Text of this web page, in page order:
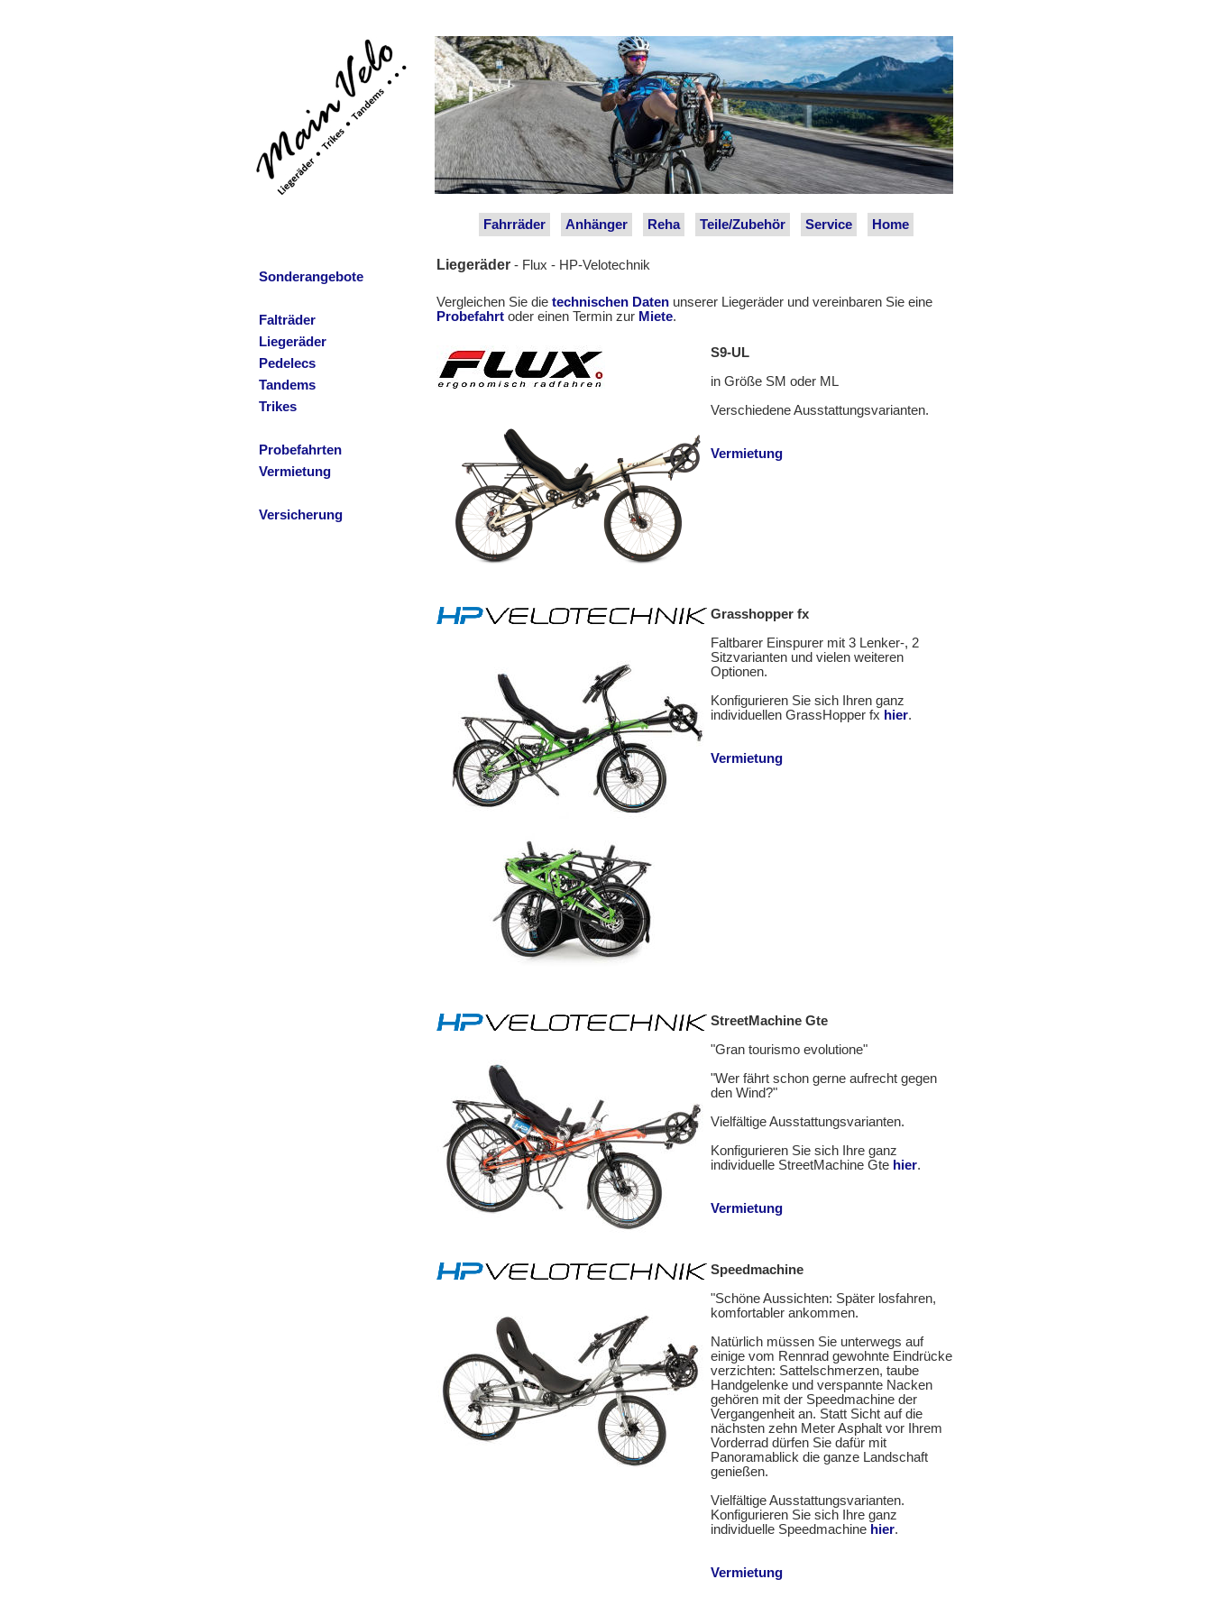
Fahrräder Anhänger Reha Teile/Zubehör Service Home
Sonderangebote
Falträder
Liegeräder
Pedelecs
Tandems
Trikes
Probefahrten
Vermietung
Versicherung
Liegeräder - Flux - HP-Velotechnik
Vergleichen Sie die technischen Daten unserer Liegeräder und vereinbaren Sie eine
Probefahrt oder einen Termin zur Miete.
S9-UL
in Größe SM oder ML
Verschiedene Ausstattungsvarianten.
Vermietung
Grasshopper fx
Faltbarer Einspurer mit 3 Lenker-, 2
Sitzvarianten und vielen weiteren
Optionen.
Konfigurieren Sie sich Ihren ganz
individuellen GrassHopper fx hier.
Vermietung
StreetMachine Gte
"Gran tourismo evolutione"
"Wer fährt schon gerne aufrecht gegen
den Wind?"
Vielfältige Ausstattungsvarianten.
Konfigurieren Sie sich Ihre ganz
individuelle StreetMachine Gte hier.
Vermietung
Speedmachine
"Schöne Aussichten: Später losfahren,
komfortabler ankommen.
Natürlich müssen Sie unterwegs auf
einige vom Rennrad gewohnte Eindrücke
verzichten: Sattelschmerzen, taube
Handgelenke und verspannte Nacken
gehören mit der Speedmachine der
Vergangenheit an. Statt Sicht auf die
nächsten zehn Meter Asphalt vor Ihrem
Vorderrad dürfen Sie dafür mit
Panoramablick die ganze Landschaft
genießen.
Vielfältige Ausstattungsvarianten.
Konfigurieren Sie sich Ihre ganz
individuelle Speedmachine hier.
Vermietung